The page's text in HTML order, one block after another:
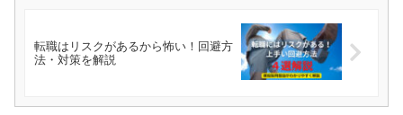
転職はリスクがあるから怖い！回避方
法・対策を解説